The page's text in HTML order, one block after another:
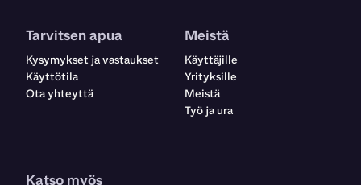
Tarvitsen apua
Kysymykset ja vastaukset
Käyttötila
Ota yhteyttä
Meistä
Käyttäjille
Yrityksille
Meistä
Työ ja ura
Katso myös